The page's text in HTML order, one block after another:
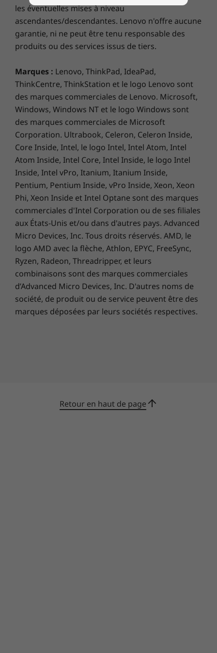
Laissez parler votre imagination
Le ThinkPad E590 est doté d’une élégante
finition métallique proposée dans deux coloris
bien distincts. Choisissez le style que vous
préférerez : argent ou noir classique. Dans les
deux cas, vous ferez sans nul doute forte
impression.
déplacement
les éventuelles mises à niveau
ascendantes/descendantes. Lenovo n'offre aucune
garantie, ni ne peut être tenu responsable des
produits ou des services issus de tiers.
Marques : Lenovo, ThinkPad, IdeaPad,
ThinkCentre, ThinkStation et le logo Lenovo sont
des marques commerciales de Lenovo. Microsoft,
Windows, Windows NT et le logo Windows sont
des marques commerciales de Microsoft
Corporation. Ultrabook, Celeron, Celeron Inside,
Core Inside, Intel, le logo Intel, Intel Atom, Intel
Atom Inside, Intel Core, Intel Inside, le logo Intel
Inside, Intel vPro, Itanium, Itanium Inside,
Pentium, Pentium Inside, vPro Inside, Xeon, Xeon
Phi, Xeon Inside et Intel Optane sont des marques
commerciales d'Intel Corporation ou de ses filiales
aux États-Unis et/ou dans d'autres pays. Advanced
Micro Devices, Inc. Tous droits réservés. AMD, le
logo AMD avec la flèche, Athlon, EPYC, FreeSync,
Ryzen, Radeon, Threadripper, et leurs
combinaisons sont des marques commerciales
d’Advanced Micro Devices, Inc. D'autres noms de
société, de produit ou de service peuvent être des
marques déposées par leurs sociétés respectives.
Retour en haut de page